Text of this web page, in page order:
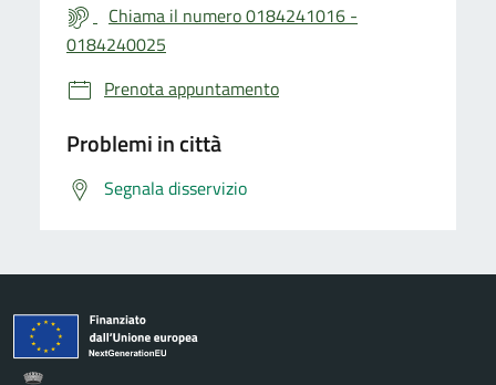
Chiama il numero 0184241016 -
0184240025
Prenota appuntamento
Problemi in città
Segnala disservizio